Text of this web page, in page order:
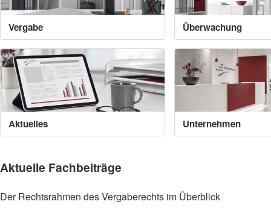
Vergabe Überwachung
Aktuelles Unternehmen
Aktuelle Fachbeiträge
Der Rechtsrahmen des Vergaberechts im Überblick